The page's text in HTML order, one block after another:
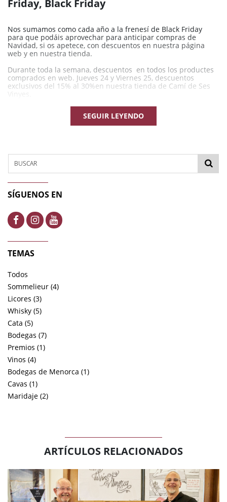
Nos sumamos como cada año a la frenesí de Black Friday
para que podáis aprovechar para anticipar compras de
Navidad, si os apetece, con descuentos en nuestra página
web y en nuestra tienda.
Durante toda la semana, descuentos en todos los productes
comprados en web. Jueves 24 y Viernes 25, descuentos
exclusivos del 15% al 30%en nuestra tienda de Camí de Ses
Vinyes.
SEGUIR LEYENDO
BUSCAR
SÍGUENOS EN
TEMAS
Todos
Sommelieur (4)
Licores (3)
Whisky (5)
Cata (5)
Bodegas (7)
Premios (1)
Vinos (4)
Bodegas de Menorca (1)
Cavas (1)
Maridaje (2)
ARTÍCULOS RELACIONADOS